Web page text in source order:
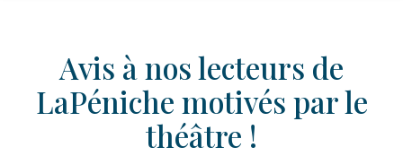
Avis à nos lecteurs de
LaPéniche motivés par le
théâtre !